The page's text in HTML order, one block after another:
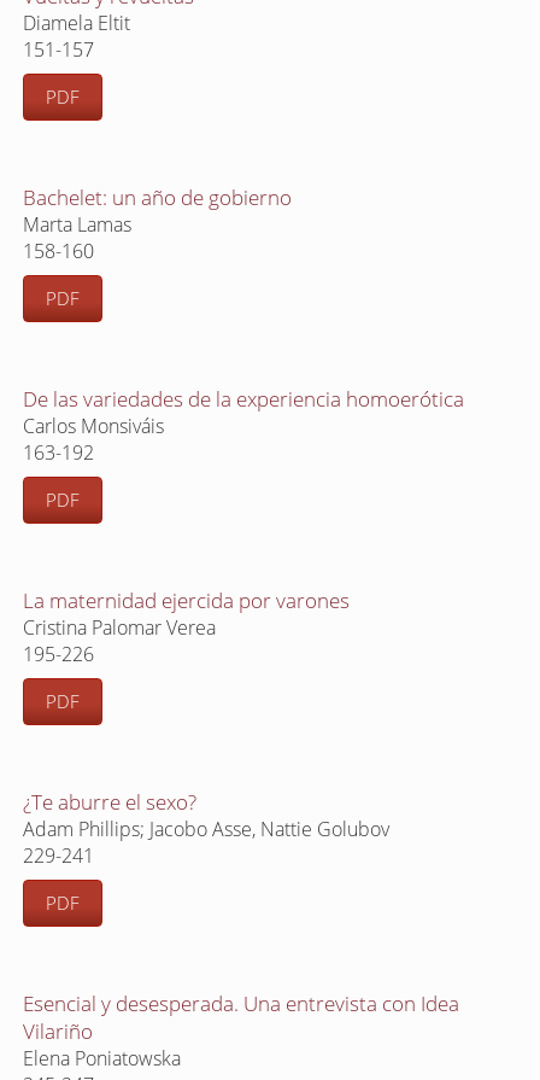
Diamela Eltit
151-157
PDF
Bachelet: un año de gobierno
Marta Lamas
158-160
PDF
De las variedades de la experiencia homoerótica
Carlos Monsiváis
163-192
PDF
La maternidad ejercida por varones
Cristina Palomar Verea
195-226
PDF
¿Te aburre el sexo?
Adam Phillips; Jacobo Asse, Nattie Golubov
229-241
PDF
Esencial y desesperada. Una entrevista con Idea
Vilariño
Elena Poniatowska